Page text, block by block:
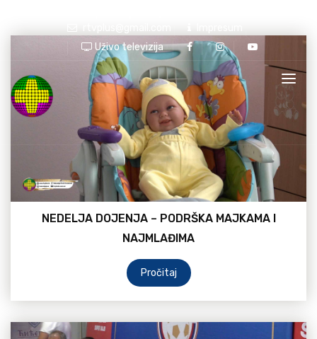
Uživo televizija
NEDELJA DOJENJA – PODRŠKA MAJKAMA I
NAJMLAĐIMA
Pročitaj